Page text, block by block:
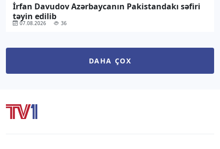
İrfan Davudov Azərbaycanın Pakistandakı səfiri
təyin edilib
07.08.2026 36
DAHA ÇOX